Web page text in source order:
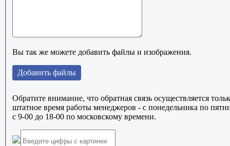
Вы так же можете добавить файлы и изображения.
Добавить файлы
Обратите внимание, что обратная связь осуществляется
штатное время работы менеджеров - с понедельника по
с 9-00 до 18-00 по московскому времени.